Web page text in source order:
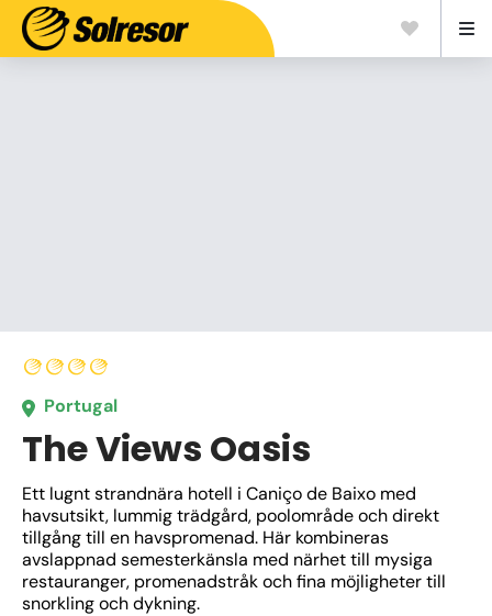
Portugal
The Views Oasis
Ett lugnt strandnära hotell i Caniço de Baixo med
havsutsikt, lummig trädgård, poolområde och direkt
tillgång till en havspromenad. Här kombineras
avslappnad semesterkänsla med närhet till mysiga
restauranger, promenadstråk och fina möjligheter till
snorkling och dykning.